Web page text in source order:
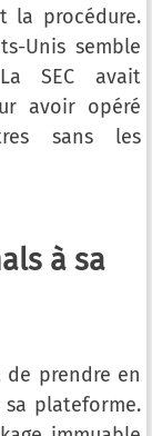
la procédure.
Unis semble
SEC avait
avoir opéré
sans les
à sa
de prendre en
plateforme.